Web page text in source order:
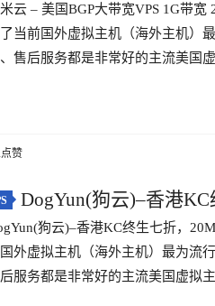
1核1G1M 年付138 国
云 – 美国BGP大带宽VPS 1G带宽
当前国外虚拟主机（海外主机）
售后服务都是非常好的主流美国
赞
DogYun(狗云)–香港
合建站
狗云)–香港KC终生七折，
外虚拟主机（海外主机）最为流
服务都是非常好的主流美国虚拟